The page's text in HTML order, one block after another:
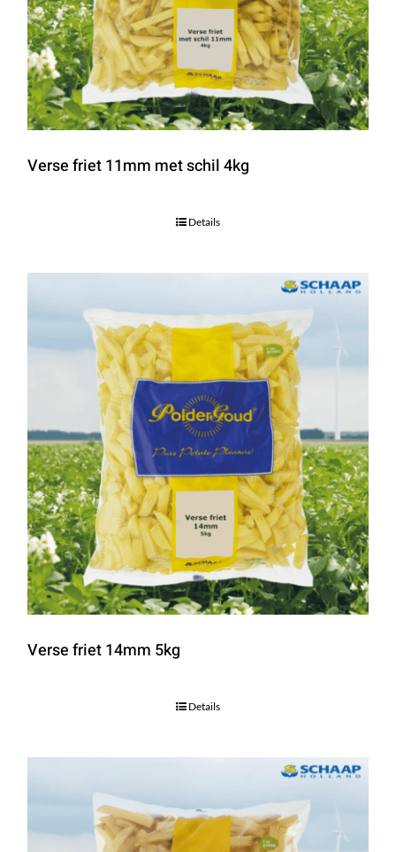
Verse friet 11mm met schil 4kg
Details
Verse friet 14mm 5kg
Details